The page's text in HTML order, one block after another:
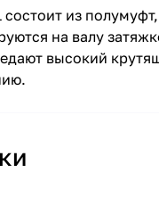
из
на валу
высокий